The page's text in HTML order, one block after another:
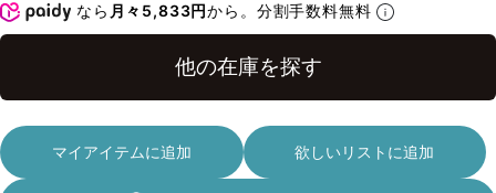
なら 月々5,833円から。分割手数料無料
マイアイテムに追加 欲しいリストに追加